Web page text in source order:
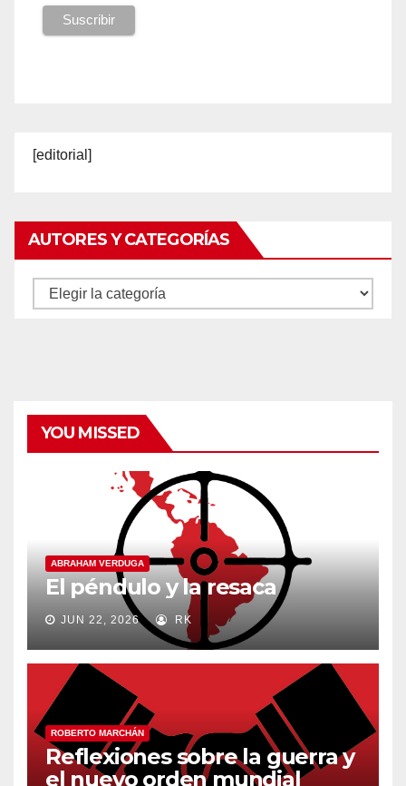
[editorial]
AUTORES Y CATEGORÍAS
Autores
YOU MISSED
ABRAHAM VERDUGA
El péndulo y la resaca
JUN 22, 2026 RK
ROBERTO MARCHÁN
Reflexiones sobre la guerra y
el nuevo orden mundial